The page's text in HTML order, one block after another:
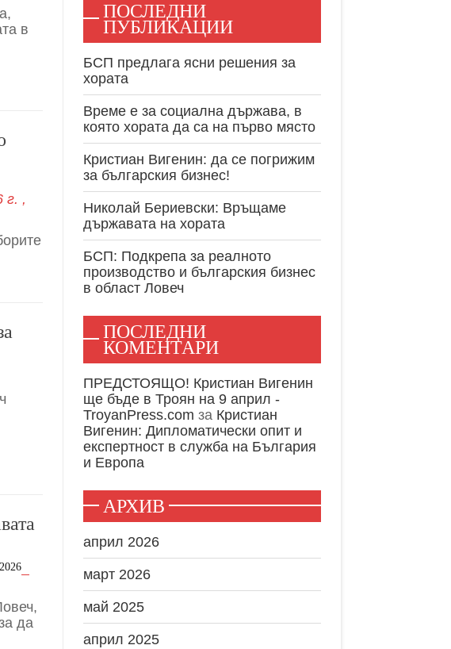
леви хора
опит и експертност в
в
г. ,
да
ПОСЛЕДНИ
ПУБЛИКАЦИИ
БСП предлага ясни решения за
хората
Време е за социална държава, в
която хората да са на първо място
Кристиан Вигенин: да се погрижим
за българския бизнес!
Николай Бериевски: Връщаме
държавата на хората
БСП: Подкрепа за реалното
производство и българския бизнес
в област Ловеч
ПОСЛЕДНИ
КОМЕНТАРИ
ПРЕДСТОЯЩО! Кристиан Вигенин
ще бъде в Троян на 9 април -
TroyanPress.com за Кристиан
Вигенин: Дипломатически опит и
експертност в служба на България
и Европа
АРХИВ
април 2026
март 2026
май 2025
април 2025